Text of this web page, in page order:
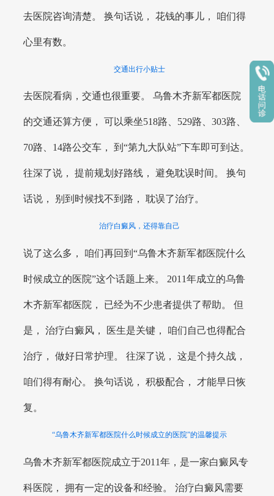
去医院咨询清楚。 换句话说， 花钱的事儿， 咱们得
心里有数。
交通出行小贴士
去医院看病，交通也很重要。 乌鲁木齐新军都医院
的交通还算方便， 可以乘坐518路、529路、303路、
70路、14路公交车， 到“第九大队站”下车即可到达。
往深了说， 提前规划好路线， 避免耽误时间。 换句
话说， 别到时候找不到路， 耽误了治疗。
治疗白癜风，还得靠自己
说了这么多， 咱们再回到“乌鲁木齐新军都医院什么
时候成立的医院”这个话题上来。 2011年成立的乌鲁
木齐新军都医院， 已经为不少患者提供了帮助。 但
是， 治疗白癜风， 医生是关键， 咱们自己也得配合
治疗， 做好日常护理。 往深了说， 这是个持久战，
咱们得有耐心。 换句话说， 积极配合， 才能早日恢
复。
“乌鲁木齐新军都医院什么时候成立的医院”的温馨提示
乌鲁木齐新军都医院成立于2011年，是一家白癜风专
科医院， 拥有一定的设备和经验。 治疗白癜风需要